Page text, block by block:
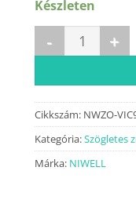
Készleten
VICO black
Cikkszám: NWZO-
Kategória:Szögletes
Márka: NIWELL